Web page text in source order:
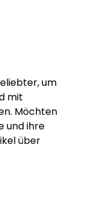
um
mit
Möchten
und ihre
über